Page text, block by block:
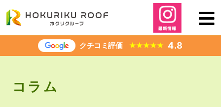
ス
クチコミ評価 ★★★★★ 4.8
コラム